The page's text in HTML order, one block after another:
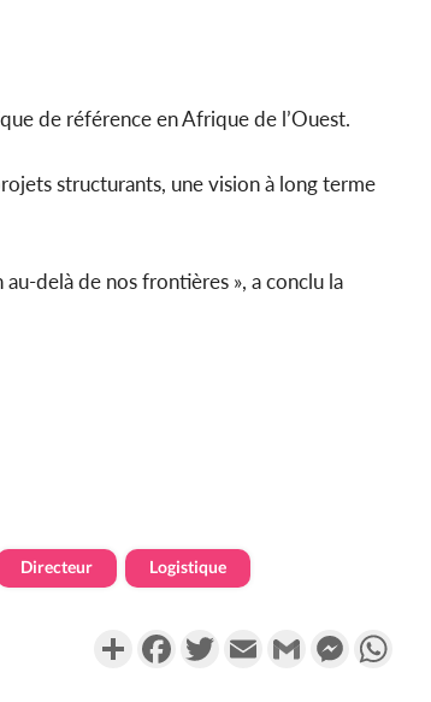
de référence en Afrique de l’Ouest.
structurants, une vision à long terme
delà de nos frontières », a conclu la
Directeur Logistique
PartagerFacebookTwitterEmail Gmail Messenger